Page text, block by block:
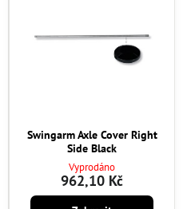
Swingarm Axle Cover Right
Side Black
Vyprodáno
962,10 Kč